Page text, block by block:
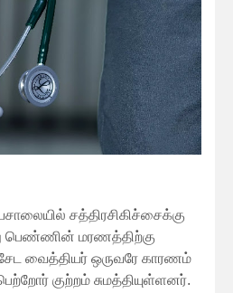
சத்திரசிகிச்சைக்கு
பெண்ணின் மரணத்திற்கு
வைத்தியர் ஒருவரே காரணம்
குற்றம் சுமத்தியுள்ளனர்.